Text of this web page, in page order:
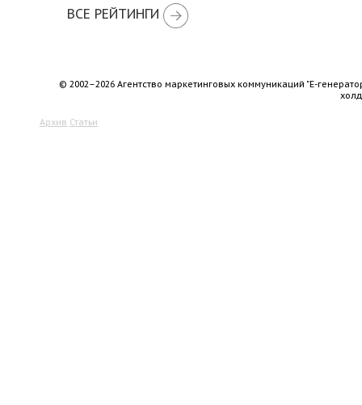
ВСЕ РЕЙТИНГИ
© 2002–2026 Агентство маркетинговых коммуникаций "Е-
Архив Статьи